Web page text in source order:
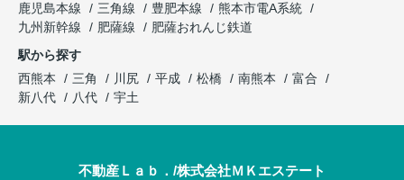
鹿児島本線
三角線 豊肥本線
熊本市電A系統
九州新幹線
肥薩線
肥薩おれんじ鉄道
駅から探す
西熊本
三角 川尻 平成 松橋 南熊本
富合
新八代
八代 宇土
不動産Ｌａｂ．/株式会社ＭＫエステート